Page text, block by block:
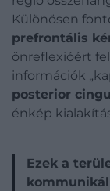
Különösen
prefrontális
önreflexióért
információk
posterior
énkép
Ezek a